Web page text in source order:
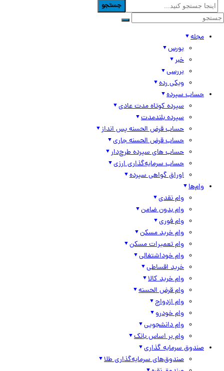
جستجو
مجله
بورس
خبر
بررسی
ویکی رده
حساب سپرده
سپرده کوتاه مدت عادی
سپرده بلندمدت
حساب قرض الحسنه پس انداز
حساب قرض الحسنه جاری
حساب های سپرده طرح‌دار
حساب سرمایه‌گذاری ارزی
اوراق گواهی سپرده
وام‌ها
وام نقدی
وام بدون ضامن
وام فوری
وام خرید مسکن
وام تعمیرات مسکن
وام خوداشتغالی
خرید اقساطی
وام خرید کالا
وام قرض الحسنه
وام ازدواج
وام خودرو
وام دانشجویی
وام بر اساس بانک
صندوق سرمایه گذاری
صندوق‌های سرمایه‌گذاری طلا